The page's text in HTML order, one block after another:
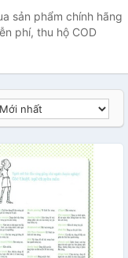
sản phẩm chính hãng
phí, thu hộ COD